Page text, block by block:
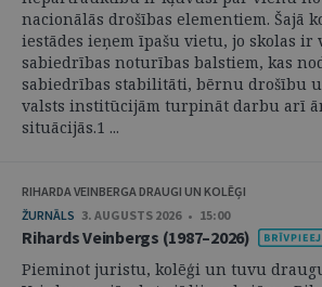
nacionālās drošības elementiem. Šajā
iestādes ieņem īpašu vietu, jo skolas ir
sabiedrības noturības balstiem, kas
sabiedrības stabilitāti, bērnu drošību
valsts institūcijām turpināt darbu arī
situācijās.1 ...
RIHARDA VEINBERGA DRAUGI UN KOLĒĢI
ŽURNĀLS 3. AUGUSTS 2026 • 15:00
Rihards Veinbergs (1987–2026)
Pieminot juristu, kolēģi un tuvu